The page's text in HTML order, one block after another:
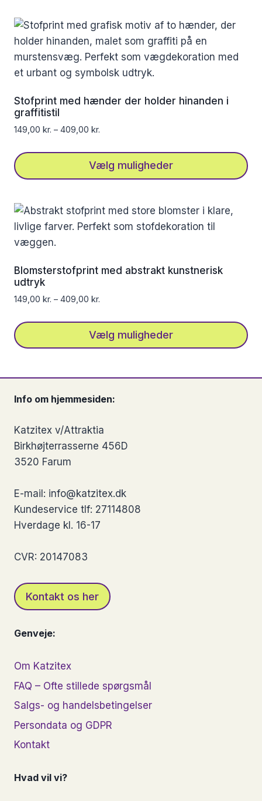
vare
har
flere
varianter.
Mulighederne
kan
vælges
på
Stofprint med hænder der holder hinanden i
graffitistil
149,00 kr. – 409,00 kr.
Vælg muligheder
vare
har
flere
varianter.
Mulighederne
kan
vælges
varesiden
Blomsterstofprint med abstrakt kunstnerisk
udtryk
149,00 kr. – 409,00 kr.
Vælg muligheder
flere
Mulighederne
kan
vælges
varesiden
Info om hjemmesiden:
Katzitex v/Attraktia
Birkhøjterrasserne 456D
3520 Farum
E-mail: info@katzitex.dk
Kundeservice tlf: 27114808
Hverdage kl. 16-17
CVR: 20147083
Kontakt os her
Genveje:
Om Katzitex
FAQ – Ofte stillede spørgsmål
Salgs- og handelsbetingelser
Persondata og GDPR
Kontakt
Hvad vil vi?